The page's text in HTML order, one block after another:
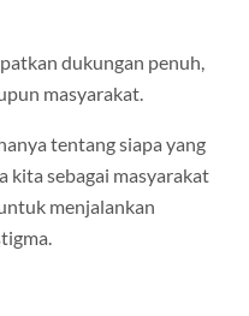
dukungan penuh,
masyarakat.
tentang siapa yang
kita sebagai masyarakat
menjalankan